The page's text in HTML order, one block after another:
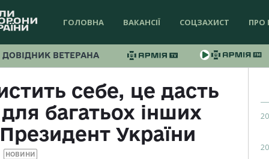
ГОЛОВНА ВАКАНСІЇ СОЦЗАХИСТ ПРО
ДОВІДНИК ВЕТЕРАНА
себе, це дасть
багатьох інших
України
НОВИНИ